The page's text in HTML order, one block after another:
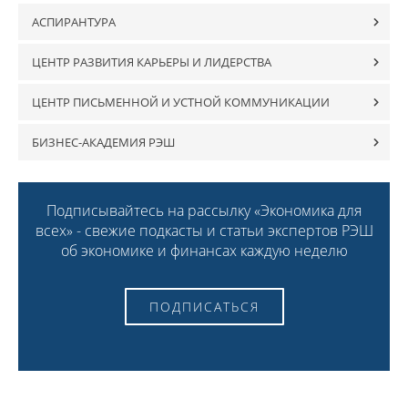
АСПИРАНТУРА
ЦЕНТР РАЗВИТИЯ КАРЬЕРЫ И ЛИДЕРСТВА
ЦЕНТР ПИСЬМЕННОЙ И УСТНОЙ КОММУНИКАЦИИ
БИЗНЕС-АКАДЕМИЯ РЭШ
Подписывайтесь на рассылку «Экономика для
всех» - свежие подкасты и статьи экспертов РЭШ
об экономике и финансах каждую неделю
ПОДПИСАТЬСЯ